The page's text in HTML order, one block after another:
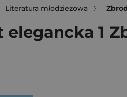
Literatura młodzieżowa
1